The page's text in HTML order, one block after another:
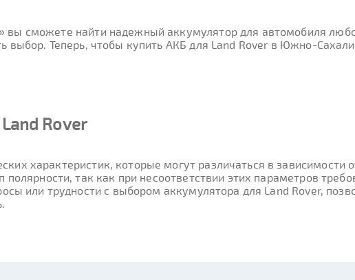
вы сможете найти надежный аккумулятор для автомобиля
выбор. Теперь, чтобы купить АКБ для Land Rover в Южно-
Rover
характеристик, которые могут различаться в зависимости
так как при несоответствии этих параметров
или трудности с выбором аккумулятора для Land Rover,